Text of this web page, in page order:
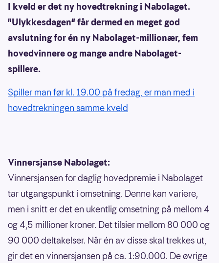
I kveld er det ny hovedtrekning i Nabolaget.
"Ulykkesdagen" får dermed en meget god
avslutning for én ny Nabolaget-millionær, fem
hovedvinnere og mange andre Nabolaget-
spillere.
Spiller man før kl. 19.00 på fredag, er man med i
hovedtrekningen samme kveld
Vinnersjanse Nabolaget:
Vinnersjansen for daglig hovedpremie i Nabolaget
tar utgangspunkt i omsetning. Denne kan variere,
men i snitt er det en ukentlig omsetning på mellom 4
og 4,5 millioner kroner. Det tilsier mellom 80 000 og
90 000 deltakelser. Når én av disse skal trekkes ut,
gir det en vinnersjansen på ca. 1:90.000. De øvrige